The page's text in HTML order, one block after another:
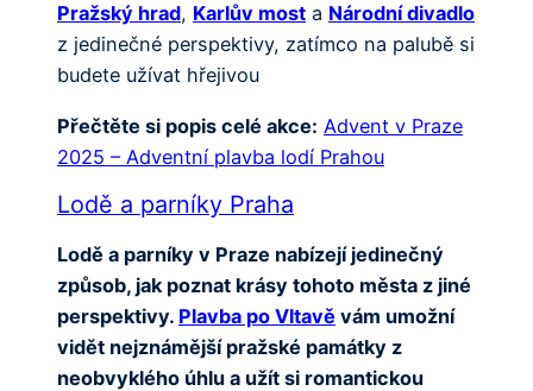
Pražský hrad, Karlův most a Národní divadlo
z jedinečné perspektivy, zatímco na palubě si
budete užívat hřejivou
Přečtěte si popis celé akce: Advent v Praze
2025 – Adventní plavba lodí Prahou
Lodě a parníky Praha
Lodě a parníky v Praze nabízejí jedinečný
způsob, jak poznat krásy tohoto města z jiné
perspektivy. Plavba po Vltavě vám umožní
vidět nejznámější pražské památky z
neobvyklého úhlu a užít si romantickou